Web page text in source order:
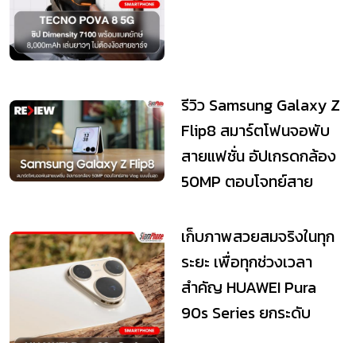
รีวิว Samsung Galaxy Z
Flip8 สมาร์ตโฟนจอพับ
สายแฟชั่น อัปเกรดกล้อง
50MP ตอบโจทย์สาย
เก็บภาพสวยสมจริงในทุก
ระยะ เพื่อทุกช่วงเวลา
สำคัญ HUAWEI Pura
90s Series ยกระดับ